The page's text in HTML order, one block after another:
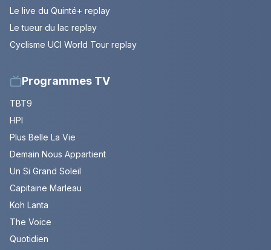
Le live du Quinté+ replay
Le tueur du lac replay
Cyclisme UCI World Tour replay
Programmes TV
TBT9
HPI
Plus Belle La Vie
Demain Nous Appartient
Un Si Grand Soleil
Capitaine Marleau
Koh Lanta
The Voice
Quotidien